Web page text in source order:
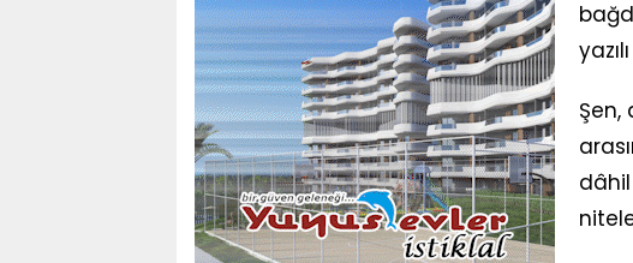
Şen,